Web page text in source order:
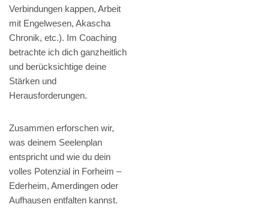
Verbindungen kappen, Arbeit
mit Engelwesen, Akascha
Chronik, etc.). Im Coaching
betrachte ich dich ganzheitlich
und berücksichtige deine
Stärken und
Herausforderungen.
Zusammen erforschen wir,
was deinem Seelenplan
entspricht und wie du dein
volles Potenzial in Forheim –
Ederheim, Amerdingen oder
Aufhausen entfalten kannst.